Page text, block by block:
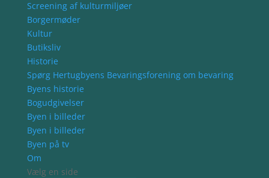
Screening af kulturmiljøer
Borgermøder
Kultur
Butiksliv
Historie
Spørg Hertugbyens Bevaringsforening om bevaring
Byens historie
Bogudgivelser
Byen i billeder
Byen i billeder
Byen på tv
Om
Vælg en side